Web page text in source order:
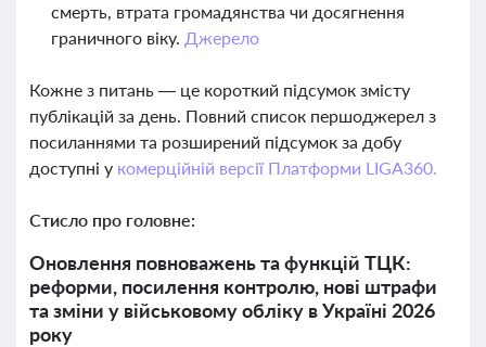
смерть, втрата громадянства чи досягнення
граничного віку. Джерело
Кожне з питань — це короткий підсумок змісту
публікацій за день. Повний список першоджерел з
посиланнями та розширений підсумок за добу
доступні у комерційній версії Платформи LIGA360.
Стисло про головне:
Оновлення повноважень та функцій ТЦК:
реформи, посилення контролю, нові штрафи
та зміни у військовому обліку в Україні 2026
року